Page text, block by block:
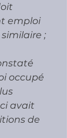
emploi
;
occupé
avait
de